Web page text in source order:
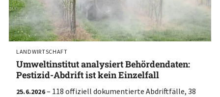
Umweltinstitut analysiert Behördendaten:
Pestizid-Abdrift ist kein Einzelfall
LANDWIRTSCHAFT
25.6.2026– 118 offiziell dokumentierte Abdriftfälle, 38